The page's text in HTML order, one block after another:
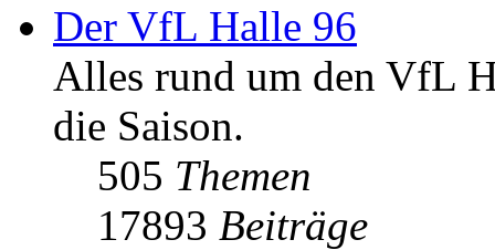
Der VfL Halle 96
Alles rund um den VfL
die Saison.
505 Themen
17893 Beiträge